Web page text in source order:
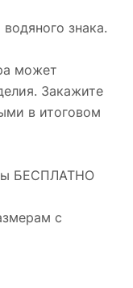
знака.
может
Закажите
в итоговом
БЕСПЛАТНО
с